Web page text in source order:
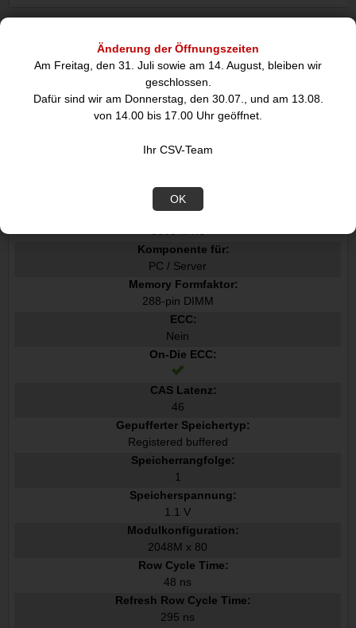
Änderung der Öffnungszeiten
Am Freitag, den 31. Juli sowie am 14. August, bleiben wir
geschlossen.
Dafür sind wir am Donnerstag, den 30.07., und am 13.08.
von 14.00 bis 17.00 Uhr geöffnet.
Ihr CSV-Team
OK
Datenblatt
Merkmale
Speicherkapazität:
Speicherlayout Module x Größe:
DDR5
Speicherdatenübertragungsrate:
Komponente für:
PC / Server
Memory Formfaktor:
288-pin DIMM
ECC:
Nein
On-Die ECC:
CAS Latenz:
46
Gepufferter Speichertyp:
Registered buffered
Speicherrangfolge:
1
Speicherspannung:
1.1 V
Modulkonfiguration:
2048M x 80
Row Cycle Time:
48 ns
Refresh Row Cycle Time:
295 ns